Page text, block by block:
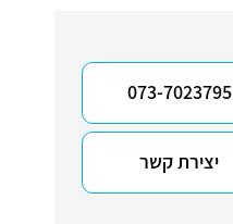
073-7023795
יצירת קשר